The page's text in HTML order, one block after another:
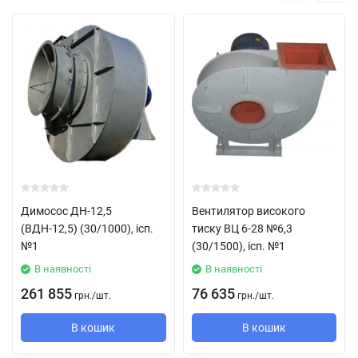
об / хв м3 / год
№10 1,0
АІР 132
М6
1000 15,5 - 30
АІР 160
15
М6
18,5
Димосос ДН-12,5
(ВДН-12,5) (30/1000), ісп.
№1
В наявності
261 855 грн./шт.
В кошик
Вентилятор високого
тиску ВЦ 6-28 №6,3
(30/1500), ісп. №1
В наявності
76 635 грн./шт.
В кошик